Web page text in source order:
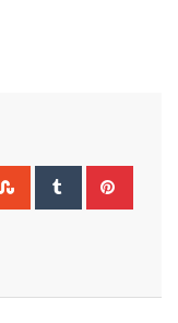
StumbleUpon
Tumblr